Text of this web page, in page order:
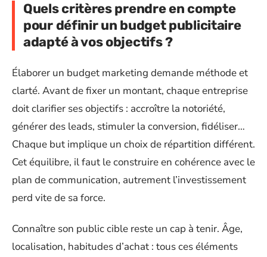
Quels critères prendre en compte
pour définir un budget publicitaire
adapté à vos objectifs ?
Élaborer un budget marketing demande méthode et
clarté. Avant de fixer un montant, chaque entreprise
doit clarifier ses objectifs : accroître la notoriété,
générer des leads, stimuler la conversion, fidéliser…
Chaque but implique un choix de répartition différent.
Cet équilibre, il faut le construire en cohérence avec le
plan de communication, autrement l’investissement
perd vite de sa force.
Connaître son public cible reste un cap à tenir. Âge,
localisation, habitudes d’achat : tous ces éléments